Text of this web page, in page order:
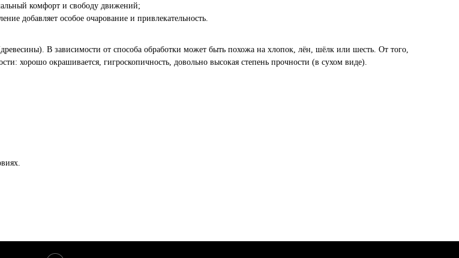
комфорт и свободу движений;
добавляет особое очарование и привлекательность.
В зависимости от способа обработки может быть похожа на хлопок, лён, шёлк или шесть. От того,
хорошо окрашивается, гигроскопичность, довольно высокая степень прочности (в сухом виде).